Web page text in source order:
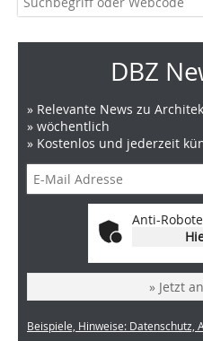
DBZ
» Relevante News zu
» wöchentlich
» Kostenlos und jederzeit
Anti-
» Jetzt
Beispiele, Hinweise: Datenschutz,